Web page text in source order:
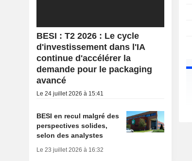
BESI : T2 2026 : Le cycle
d'investissement dans l'IA
continue d'accélérer la
demande pour le packaging
avancé
Le 24 juillet 2026 à 15:41
BESI en recul malgré des
perspectives solides,
selon des analystes
Le 23 juillet 2026 à 16:32